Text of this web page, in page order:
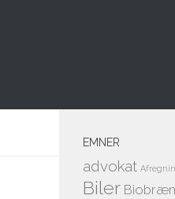
EMNER
advokat
Biler